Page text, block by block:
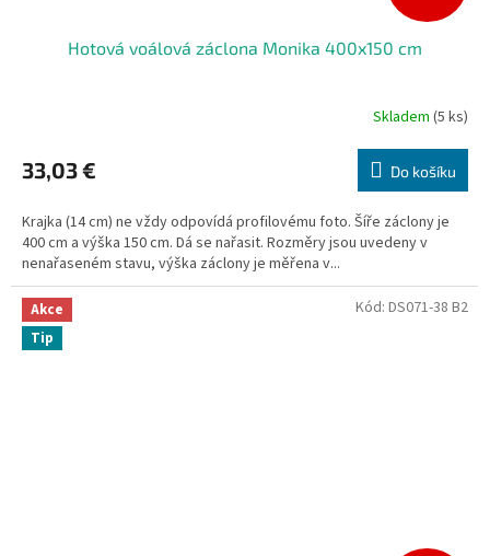
Hotová voálová záclona Monika 400x150 cm
produktu
je
z
5
hvězdiček.
Skladem(5 ks)
33,03 € Do košíku
Krajka (14 cm) ne vždy odpovídá profilovému foto. Šíře záclony je
400 cm a výška 150 cm. Dá se nařasit. Rozměry jsou uvedeny v
nenařaseném stavu, výška záclony je měřena v...
Akce
Tip
Kód: DS071-38 B2